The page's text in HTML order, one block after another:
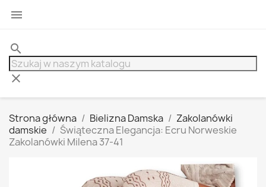

search
clear
Strona główna Bielizna Damska
Zakolanówki
damskie
Świąteczna Elegancja: Ecru Norweskie
Zakolanówki Milena 37-41